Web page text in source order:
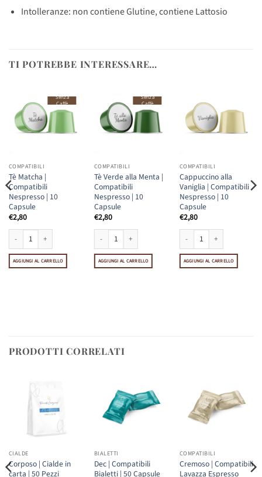
Intolleranze: non contiene Glutine, contiene Lattosio
TI POTREBBE INTERESSARE…
Senza
Caffè
COMPATIBILI
Tè Matcha |
Compatibili
Nespresso | 10
Capsule
€2,80
Tè Matcha | Compatibili Nespresso | 10 Capsule quantità
AGGIUNGI AL CARRELLO
Senza
Caffè
COMPATIBILI
Tè Verde alla Menta |
Compatibili
Nespresso | 10
Capsule
€2,80
Tè Verde alla Menta | Compatibili Nespresso | 10 Capsule
AGGIUNGI AL CARRELLO
COMPATIBILI
Cappuccino alla
Vaniglia | Compatibili
Nespresso | 10
Capsule
€2,80
Cappuccino alla Vaniglia |
AGGIUNGI AL CARRELLO
| 10 Capsule quantità
PRODOTTI CORRELATI
CIALDE
Corposo | Cialde in
carta | 50 Pezzi
BIALETTI
Dec | Compatibili
Bialetti | 50 Capsule
COMPATIBILI
Cremoso | Compatibili
Lavazza Espresso